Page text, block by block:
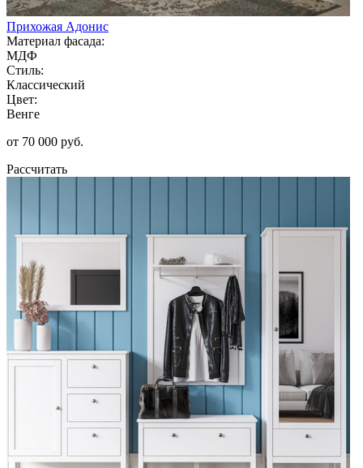
Прихожая Адонис
Материал фасада:
МДФ
Стиль:
Классический
Цвет:
Венге
от 70 000 руб.
Рассчитать